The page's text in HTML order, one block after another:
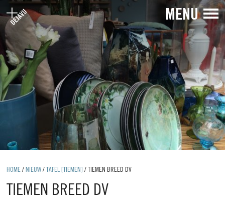
MENU
HOME / NIEUW / TAFEL [TIEMEN] / TIEMEN BREED DV
TIEMEN BREED DV